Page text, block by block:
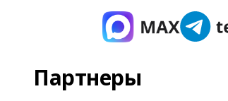
Партнеры